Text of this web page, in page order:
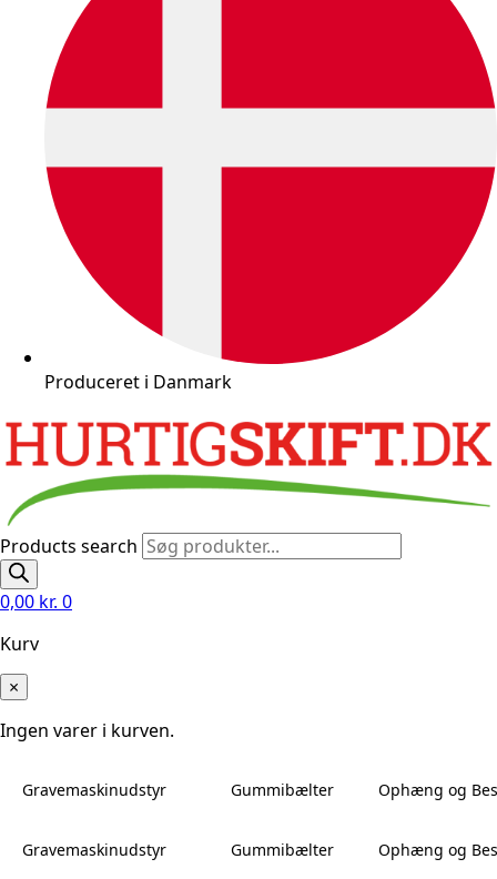
Produceret i Danmark
Products search
0,00 kr. 0
Kurv
×
Ingen varer i kurven.
Gravemaskinudstyr Gummibælter Ophæng og
Gravemaskinudstyr Gummibælter Ophæng og